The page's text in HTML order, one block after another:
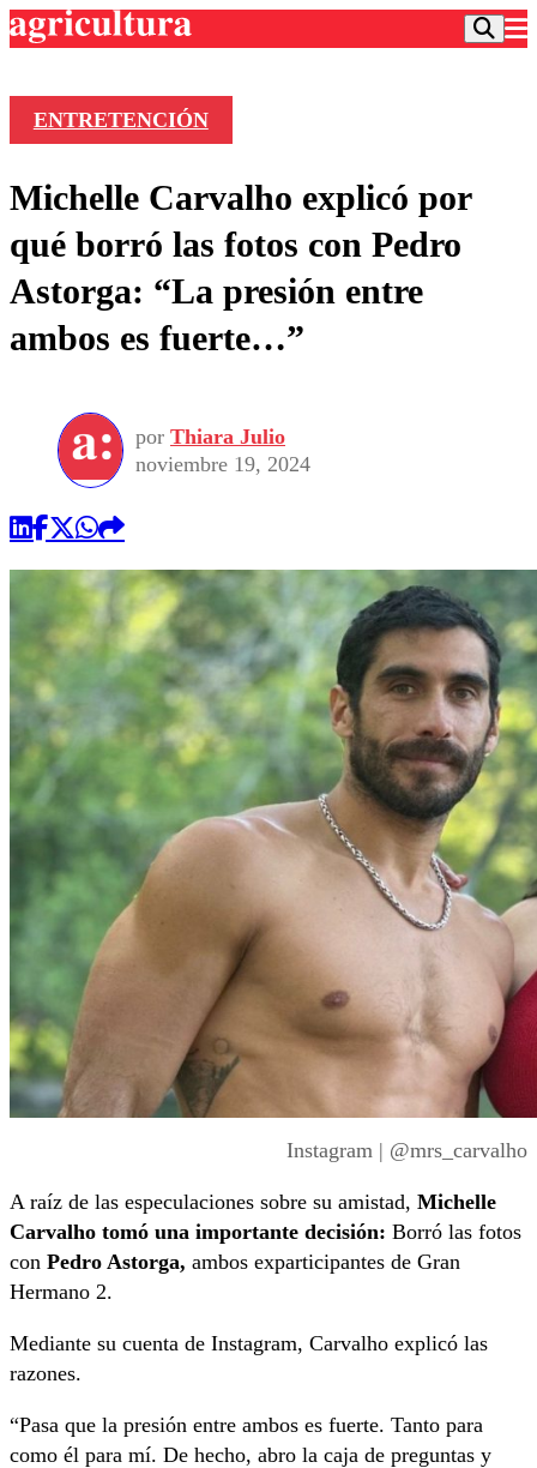
Frecuencias
Agricultura TV
Deportes
Colo Colo
Motor
Torneo Internacional
Torneo Nacional
Entretención
Noticias
Internacional
Nacional
Vida Social
Programas
Comercial
ENTRETENCIÓN
Michelle Carvalho explicó por
qué borró las fotos con Pedro
Astorga: “La presión entre
ambos es fuerte…”
por Thiara Julio
noviembre 19, 2024
Instagram | @mrs_carvalho
A raíz de las especulaciones sobre su amistad, Michelle
Carvalho tomó una importante decisión: Borró las fotos
con Pedro Astorga, ambos exparticipantes de Gran
Hermano 2.
Mediante su cuenta de Instagram, Carvalho explicó las
razones.
“Pasa que la presión entre ambos es fuerte. Tanto para
como él para mí. De hecho, abro la caja de preguntas y